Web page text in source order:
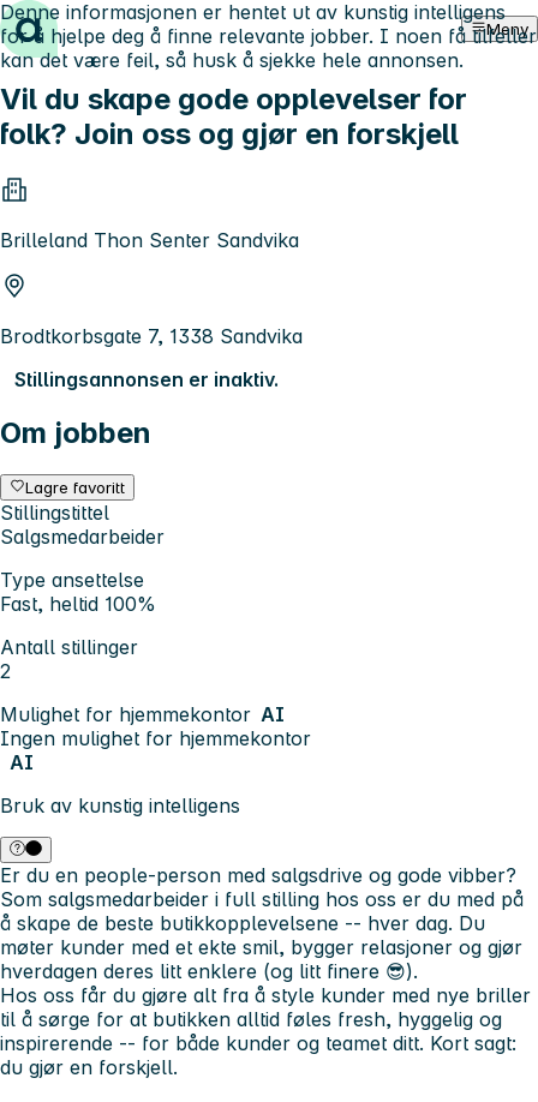
Hopp til innhold Meny
Vil du skape gode opplevelser for
folk? Join oss og gjør en forskjell
Brilleland Thon Senter Sandvika
Brodtkorbsgate 7, 1338 Sandvika
Stillingsannonsen er inaktiv.
Om jobben
Lagre favoritt
Stillingstittel
Salgsmedarbeider
Type ansettelse
Fast, heltid 100%
Antall stillinger
2
Mulighet for hjemmekontor AI
Ingen mulighet for hjemmekontor
AI
Bruk av kunstig intelligens
Denne informasjonen er hentet ut av kunstig intelligens
for å hjelpe deg å finne relevante jobber. I noen få tilfeller
kan det være feil, så husk å sjekke hele annonsen.
Er du en people-person med salgsdrive og gode vibber?
Som salgsmedarbeider i full stilling hos oss er du med på
å skape de beste butikkopplevelsene -- hver dag. Du
møter kunder med et ekte smil, bygger relasjoner og gjør
hverdagen deres litt enklere (og litt finere 😎).
Hos oss får du gjøre alt fra å style kunder med nye briller
til å sørge for at butikken alltid føles fresh, hyggelig og
inspirerende -- for både kunder og teamet ditt. Kort sagt:
du gjør en forskjell.